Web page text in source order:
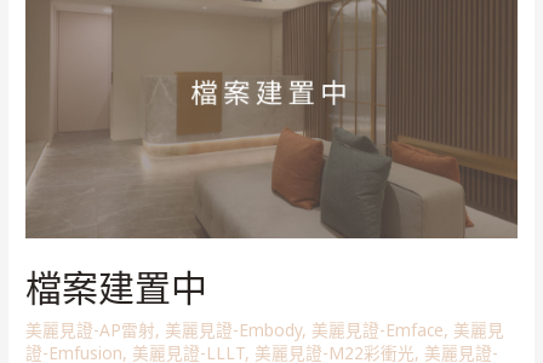
檔案建置中
美麗見證-AP雷射, 美麗見證-Embody, 美麗見證-Emface, 美麗見
證-Emfusion, 美麗見證-LLLT, 美麗見證-M22彩衝光, 美麗見證-